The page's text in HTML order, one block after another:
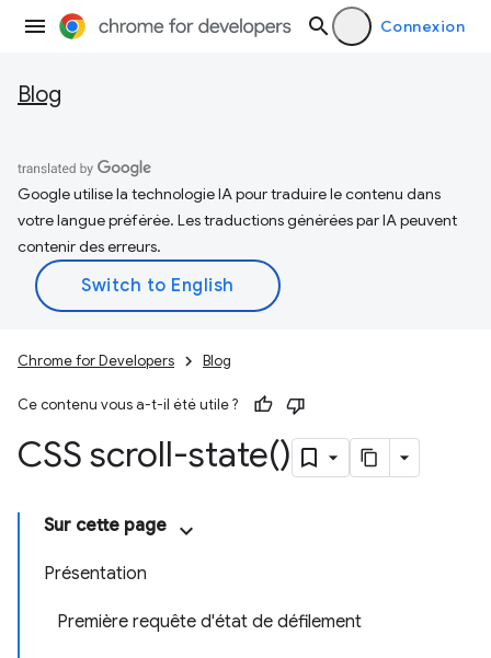
Connexion
Blog
Google utilise la technologie IA pour traduire le contenu dans
votre langue préférée. Les traductions générées par IA peuvent
contenir des erreurs.
Chrome for Developers Blog
Ce contenu vous a-t-il été utile ?
CSS scroll-state()
Sur cette page
Présentation
Première requête d'état de défilement